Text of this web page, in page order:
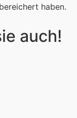
haben.
auch!